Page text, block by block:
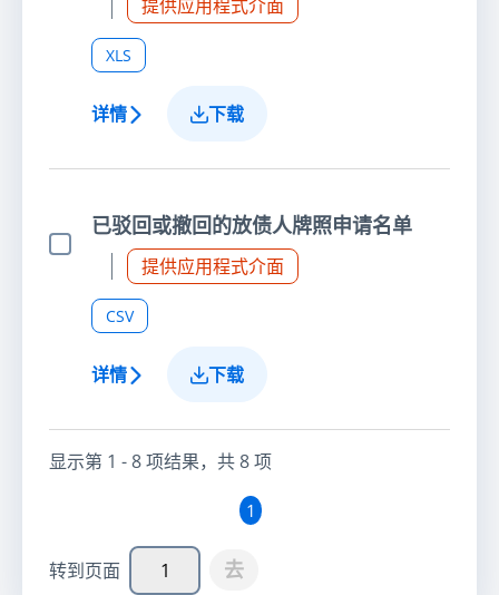
提供应用程式介面
XLS
详情 下载
选择项目
已驳回或撤回的放债人牌照申请名单
提供应用程式介面
CSV
详情 下载
显示第 1 - 8项结果，共8项
1
转到页面 去